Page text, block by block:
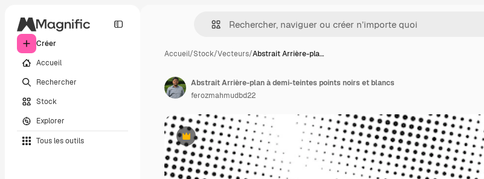
Créer
Accueil
Rechercher
Stock
Explorer
Tous les outils
Accueil/Stock/Vecteurs/Abstrait Arrière-pla…
Premium
Abstrait Arrière-plan à demi-teintes points noirs et blancs
ferozmahmudbd22